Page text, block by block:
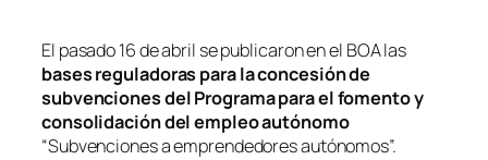
El pasado 16 de abril se publicaron en el BOA las
bases reguladoras para la concesión de
subvenciones del Programa para el fomento y
consolidación del empleo autónomo
“Subvenciones a emprendedores autónomos”.